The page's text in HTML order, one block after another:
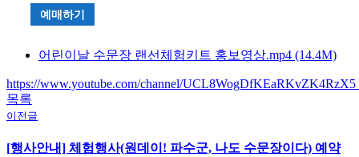
예매하기
어린이날 수문장 랜선체험키트 홍보영상.mp4 (14.4M)
https://www.youtube.com/channel/
목록
이전글
[행사안내] 체험행사(원데이! 파수군, 나도 수문장이다) 예약